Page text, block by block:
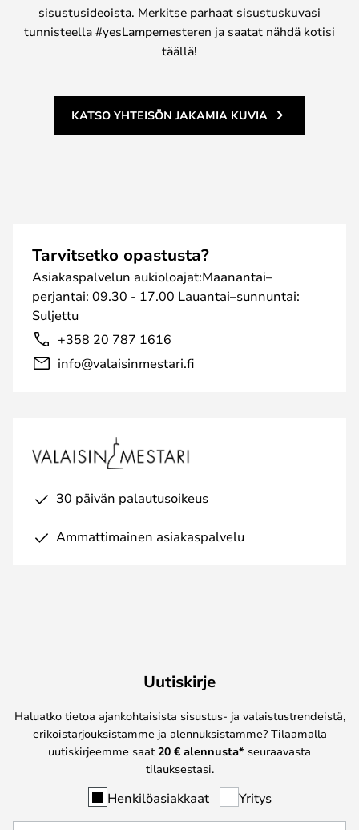
sisustusideoista. Merkitse parhaat sisustuskuvasi
tunnisteella #yesLampemesteren ja saatat nähdä kotisi
täällä!
KATSO YHTEISÖN JAKAMIA KUVIA
Tarvitsetko opastusta?
Asiakaspalvelun aukioloajat:Maanantai–
perjantai: 09.30 - 17.00 Lauantai–sunnuntai:
Suljettu
+358 20 787 1616
info@valaisinmestari.fi
30 päivän palautusoikeus
Ammattimainen asiakaspalvelu
Uutiskirje
Haluatko tietoa ajankohtaisista sisustus- ja valaistustrendeistä,
erikoistarjouksistamme ja alennuksistamme? Tilaamalla
uutiskirjeemme saat 20 € alennusta* seuraavasta
tilauksestasi.
Henkilöasiakkaat Yritys